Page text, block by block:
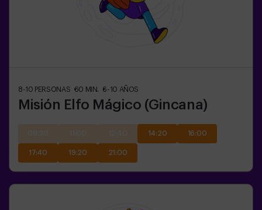
8-10 PERSONAS 60 MIN. 6-10 AÑOS
Misión Elfo Mágico (Gincana)
14:20 16:00
17:40 19:20 21:00